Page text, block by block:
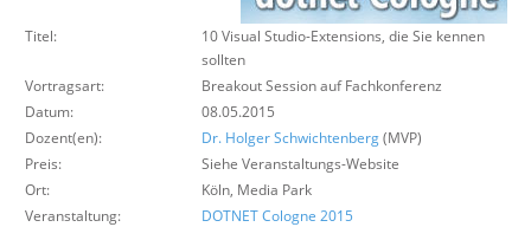
Titel:
10 Visual Studio-Extensions, die Sie kennen
sollten
Vortragsart:
Breakout Session auf Fachkonferenz
Datum:
08.05.2015
Dozent(en):
Dr. Holger Schwichtenberg(MVP)
Preis:
Siehe Veranstaltungs-Website
Ort:
Köln, Media Park
Veranstaltung:
DOTNET Cologne 2015